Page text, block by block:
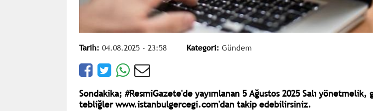
Tarih: 04.08.2025 - 23:58 Kategori: Gündem
Sondakika; #ResmiGazete'de yayımlanan 5 Ağustos 2025 Salı yönetmelik,
tebliğler www.istanbulgercegi.com'dan takip edebilirsiniz.